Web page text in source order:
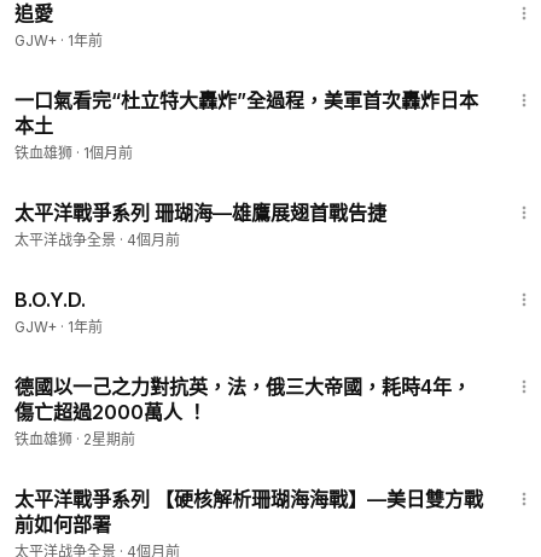
追愛
GJW+ · 1年前
一口氣看完“杜立特大轟炸”全過程，美軍首次轟炸日本
本土
铁血雄狮 · 1個月前
太平洋戰爭系列 珊瑚海—雄鷹展翅首戰告捷
太平洋战争全景 · 4個月前
B.O.Y.D.
GJW+ · 1年前
德國以一己之力對抗英，法，俄三大帝國，耗時4年，
傷亡超過2000萬人 ！
铁血雄狮 · 2星期前
太平洋戰爭系列 【硬核解析珊瑚海海戰】—美日雙方戰
前如何部署
太平洋战争全景 · 4個月前